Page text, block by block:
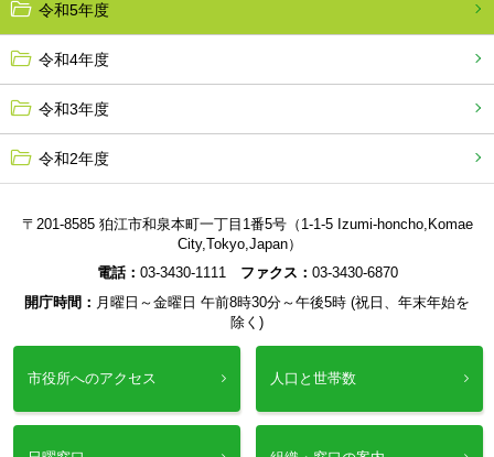
令和5年度
令和4年度
令和3年度
令和2年度
〒201-8585 狛江市和泉本町一丁目1番5号（1-1-5 Izumi-honcho,Komae
City,Tokyo,Japan）
電話： 03-3430-1111 ファクス： 03-3430-6870
開庁時間： 月曜日～金曜日 午前8時30分～午後5時 (祝日、年末年始を
除く)
市役所へのアクセス 人口と世帯数